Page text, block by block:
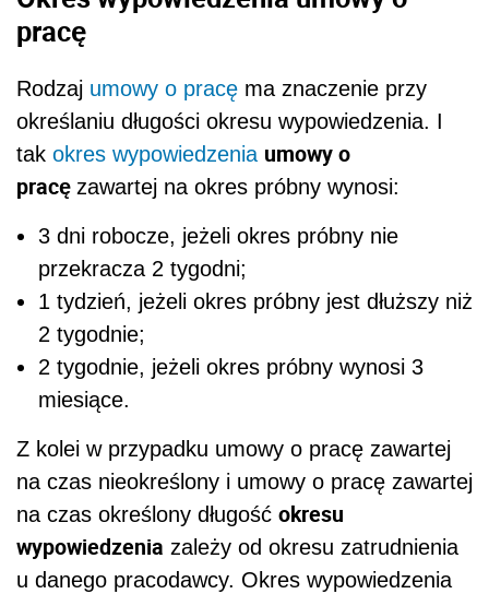
pracę
Rodzaj umowy o pracę ma znaczenie przy
określaniu długości okresu wypowiedzenia. I
tak okres wypowiedzenia umowy o
pracę zawartej na okres próbny wynosi:
3 dni robocze, jeżeli okres próbny nie
przekracza 2 tygodni;
1 tydzień, jeżeli okres próbny jest dłuższy niż
2 tygodnie;
2 tygodnie, jeżeli okres próbny wynosi 3
miesiące.
Z kolei w przypadku umowy o pracę zawartej
na czas nieokreślony i umowy o pracę zawartej
na czas określony długość okresu
wypowiedzenia zależy od okresu zatrudnienia
u danego pracodawcy. Okres wypowiedzenia